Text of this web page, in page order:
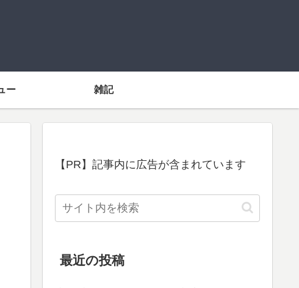
ー 雑記
【PR】記事内に広告が含まれています
最近の投稿